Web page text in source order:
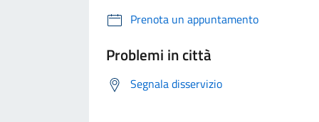
Prenota un appuntamento
Problemi in città
Segnala disservizio